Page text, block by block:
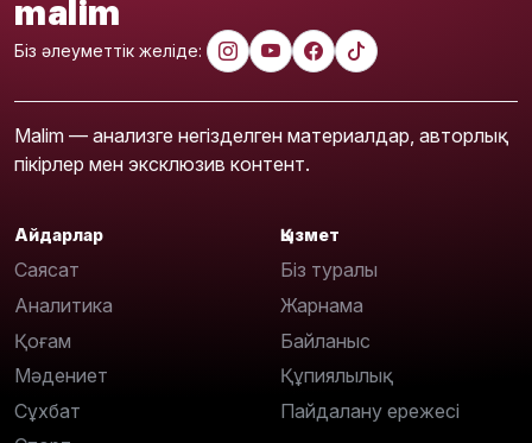
malim
Біз әлеуметтік желіде:
Malim — анализге негізделген материалдар, авторлық
пікірлер мен эксклюзив контент.
Айдарлар
Саясат
Аналитика
Қоғам
Мәдениет
Сұхбат
Қызмет
Біз туралы
Жарнама
Байланыс
Құпиялылық
Пайдалану ережесі